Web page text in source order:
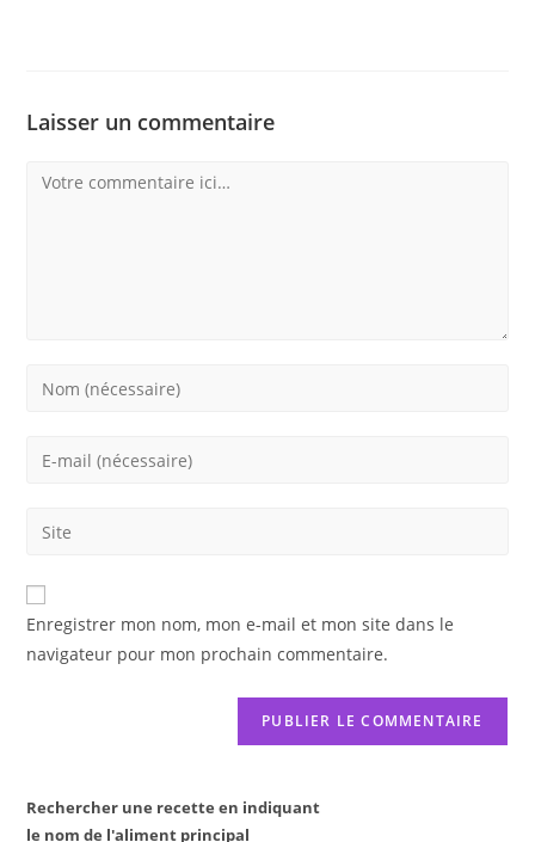
Laisser un commentaire
Comment
Enter
Enter
address
comment
Saisir
de
votre
(facultatif)
Enregistrer mon nom, mon e-mail et mon site dans le
navigateur pour mon prochain commentaire.
Rechercher une recette en indiquant
le nom de l'aliment principal